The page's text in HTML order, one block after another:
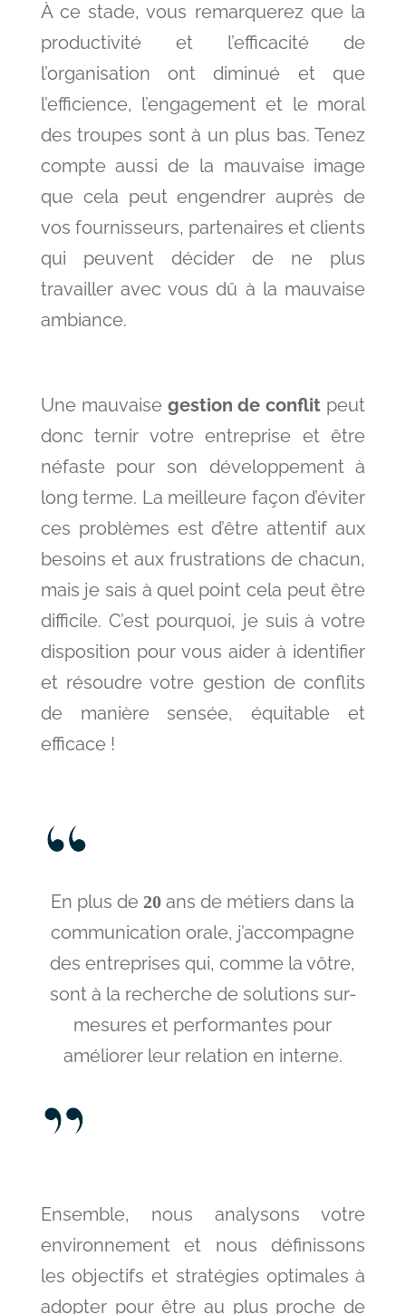
À ce stade, vous remarquerez que la
productivité et l’efficacité de
l’organisation ont diminué et que
l’efficience, l’engagement et le moral
des troupes sont à un plus bas. Tenez
compte aussi de la mauvaise image
que cela peut engendrer auprès de
vos fournisseurs, partenaires et clients
qui peuvent décider de ne plus
travailler avec vous dû à la mauvaise
ambiance.
Une mauvaise gestion de conflit peut
donc ternir votre entreprise et être
néfaste pour son développement à
long terme. La meilleure façon d’éviter
ces problèmes est d’être attentif aux
besoins et aux frustrations de chacun,
mais je sais à quel point cela peut être
difficile. C’est pourquoi, je suis à votre
disposition pour vous aider à identifier
et résoudre votre gestion de conflits
de manière sensée, équitable et
efficace !
En plus de20 ans de métiers dans la
communication orale, j’accompagne
des entreprises qui, comme la vôtre,
sont à la recherche de solutions sur-
mesures et performantes pour
améliorer leur relation en interne.
Ensemble, nous analysons votre
environnement et nous définissons
les objectifs et stratégies optimales à
adopter pour être au plus proche de